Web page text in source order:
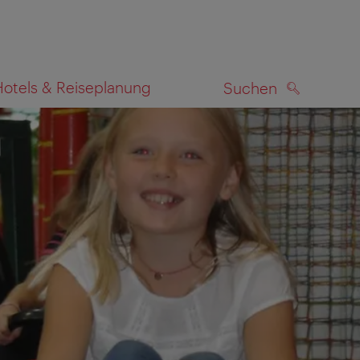
& Reiseplanung Suchen
SUCHEN